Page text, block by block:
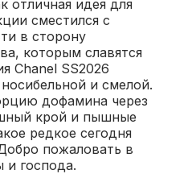
отличная идея для
сместился с
в сторону
которым славятся
Chanel SS2026
и смелой.
дофамина через
крой и пышные
редкое сегодня
пожаловать в
и господа.